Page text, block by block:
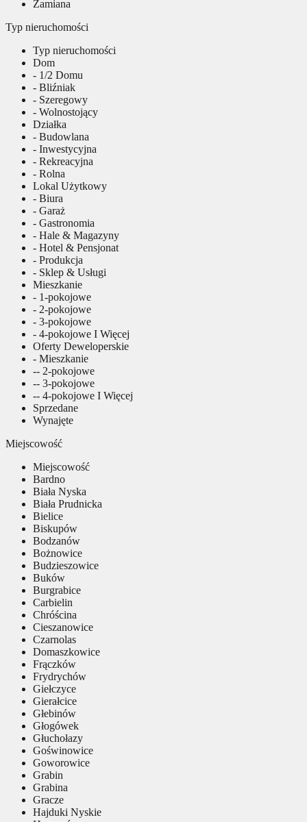
Zamiana
Typ nieruchomości
Typ nieruchomości
Dom
- 1/2 Domu
- Bliźniak
- Szeregowy
- Wolnostojący
Działka
- Budowlana
- Inwestycyjna
- Rekreacyjna
- Rolna
Lokal Użytkowy
- Biura
- Garaż
- Gastronomia
- Hale & Magazyny
- Hotel & Pensjonat
- Produkcja
- Sklep & Usługi
Mieszkanie
- 1-pokojowe
- 2-pokojowe
- 3-pokojowe
- 4-pokojowe I Więcej
Oferty Deweloperskie
- Mieszkanie
-- 2-pokojowe
-- 3-pokojowe
-- 4-pokojowe I Więcej
Sprzedane
Wynajęte
Miejscowość
Miejscowość
Bardno
Biała Nyska
Biała Prudnicka
Bielice
Biskupów
Bodzanów
Bożnowice
Budzieszowice
Buków
Burgrabice
Carbielin
Chróścina
Cieszanowice
Czarnolas
Domaszkowice
Frączków
Frydrychów
Giełczyce
Gierałcice
Głebinów
Głogówek
Głuchołazy
Goświnowice
Goworowice
Grabin
Grabina
Gracze
Hajduki Nyskie